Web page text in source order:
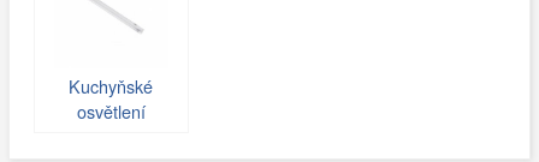
Kuchyňské
osvětlení